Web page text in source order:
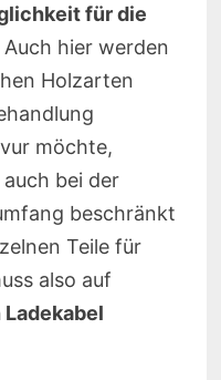
für die
hier werden
Holzarten
möchte,
bei der
beschränkt
Teile für
also auf